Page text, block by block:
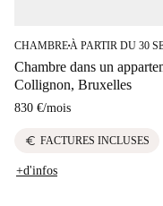
CHAMBRE■À PARTIR DU 30
Chambre dans un
Collignon, Bruxelles
830 €/mois
euro FACTURES INCLUSES
+d'infos